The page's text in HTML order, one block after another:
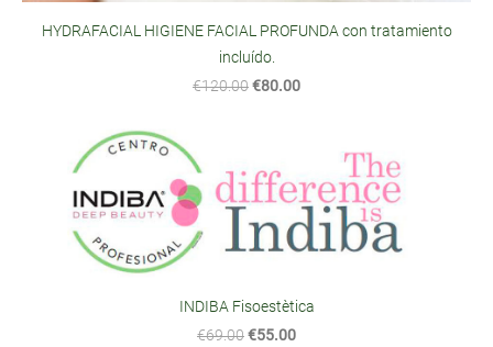
HYDRAFACIAL HIGIENE FACIAL PROFUNDA con tratamiento
incluído.
€120.00€80.00
INDIBA Fisoestètica
€69.00€55.00